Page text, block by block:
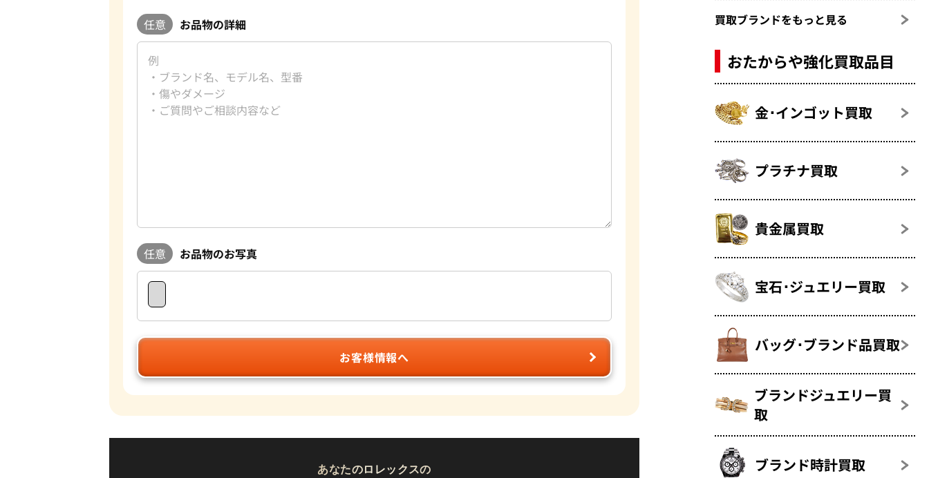
任意 お品物の詳細
任意 お品物のお写真
お客様情報へ
あなたのロレックスの
買取ブランドをもっと見る
おたからや強化買取品目
金･インゴット買取
プラチナ買取
貴金属買取
宝石･ジュエリー買取
バッグ･ブランド品買取
ブランドジュエリー買
取
ブランド時計買取